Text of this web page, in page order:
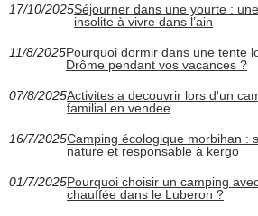
17/10/2025Séjourner dans une yourte :
insolite à vivre dans l’ain
11/8/2025Pourquoi dormir dans une tente
Drôme pendant vos vacances ?
07/8/2025Activites a decouvrir lors d'un
familial en vendee
16/7/2025Camping écologique morbihan :
nature et responsable à kergo
01/7/2025Pourquoi choisir un camping
chauffée dans le Luberon ?